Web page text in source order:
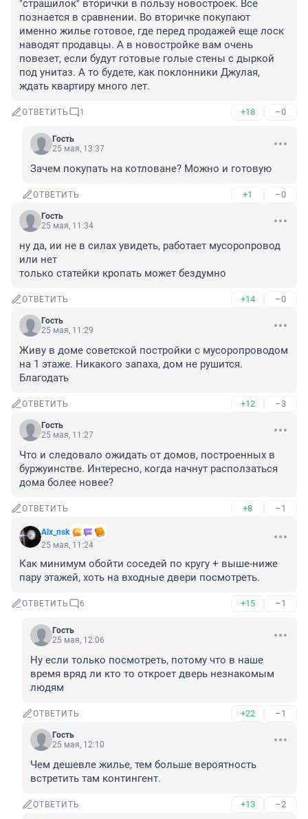
"страшилок" вторички в пользу новостроек. Все
познается в сравнении. Во вторичке покупают
именно жилье готовое, где перед продажей еще лоск
наводят продавцы. А в новостройке вам очень
повезет, если будут готовые голые стены с дыркой
под унитаз. А то будете, как поклонники Джулая,
ждать квартиру много лет.
ОТВЕТИТЬ 1 +18 –0
Гость
25 мая, 13:37
Зачем покупать на котловане? Можно и готовую
ОТВЕТИТЬ +1 –0
Гость
25 мая, 11:34
ну да, ии не в силах увидеть, работает мусоропровод
или нет
только статейки кропать может бездумно
ОТВЕТИТЬ +14 –0
Гость
25 мая, 11:29
Живу в доме советской постройки с мусоропроводом
на 1 этаже. Никакого запаха, дом не рушится.
Благодать
ОТВЕТИТЬ +12 –3
Гость
25 мая, 11:27
Что и следовало ожидать от домов, построенных в
буржуинстве. Интересно, когда начнут расползаться
дома более новее?
ОТВЕТИТЬ +8 –1
Alx_nsk
25 мая, 11:24
Как минимум обойти соседей по кругу + выше-ниже
пару этажей, хоть на входные двери посмотреть.
ОТВЕТИТЬ 6 +15 –1
Гость
25 мая, 12:06
Ну если только посмотреть, потому что в наше
время вряд ли кто то откроет дверь незнакомым
людям
ОТВЕТИТЬ +22 –1
Гость
25 мая, 12:10
Чем дешевле жилье, тем больше вероятность
встретить там контингент.
ОТВЕТИТЬ +13 –2